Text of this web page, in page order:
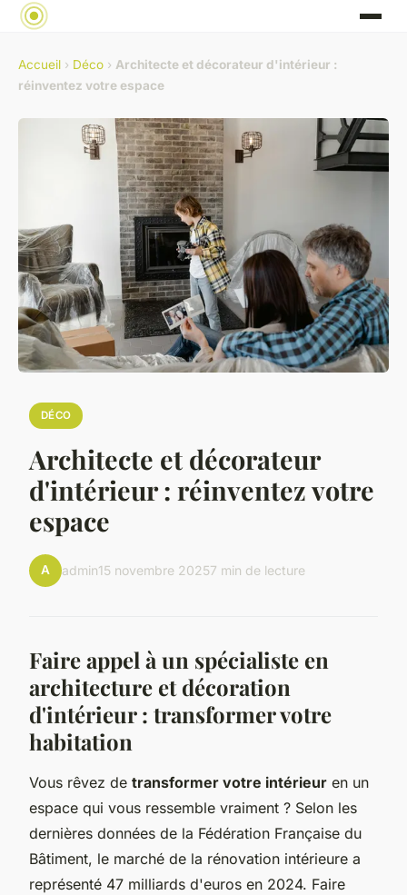
Accueil › Déco › Architecte et décorateur d'intérieur :
réinventez votre espace
DÉCO
Architecte et décorateur
d'intérieur : réinventez votre
espace
A admin15 novembre 20257 min de lecture
Faire appel à un spécialiste en
architecture et décoration
d'intérieur : transformer votre
habitation
Vous rêvez de transformer votre intérieur en un
espace qui vous ressemble vraiment ? Selon les
dernières données de la Fédération Française du
Bâtiment, le marché de la rénovation intérieure a
représenté 47 milliards d'euros en 2024. Faire